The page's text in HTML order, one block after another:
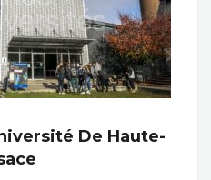
De Haute-